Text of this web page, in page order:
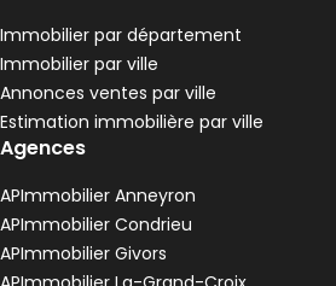
120 000 €
Anneyron - 26140
Maison de village • 3 pièces • 80 m²
Immobilier par département
Immobilier par ville
Annonces ventes par ville
Estimation immobilière par ville
Agences
APImmobilier Anneyron
APImmobilier Condrieu
APImmobilier Givors